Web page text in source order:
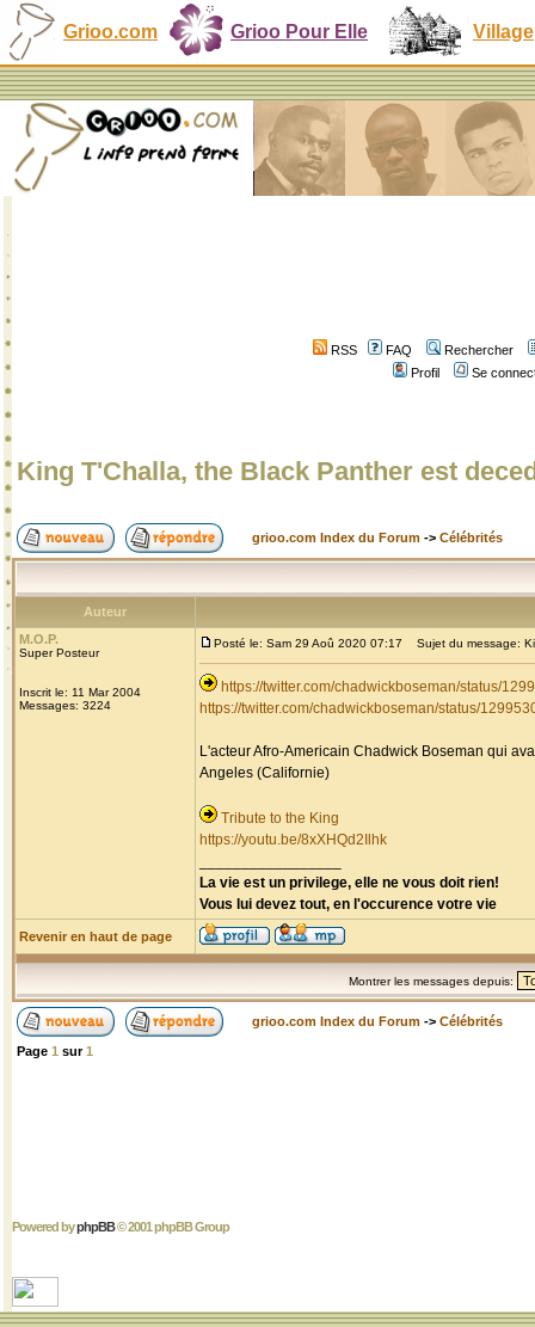
Grioo.com Grioo Pour Elle Village
RSS FAQ
Rechercher
Profil
Se
King T'Challa, the Black Panther est
grioo.com Index du Forum -> Célébrités
Auteur
M.O.P.
Super Posteur
Inscrit le: 11 Mar 2004
Messages: 3224
Posté le: Sam 29 Aoû 2020 07:17 Sujet du message:
https://twitter.com/chadwickboseman/status/
https://twitter.com/chadwickboseman/status/
L'acteur Afro-Americain Chadwick Boseman qui
Angeles (Californie)
Tribute to the King
https://youtu.be/8xXHQd2Ilhk
La vie est un privilege, elle ne vous doit rien!
Vous lui devez tout, en l'occurence votre vie
Revenir en haut de page
Montrer les messages depuis:
grioo.com Index du Forum -> Célébrités
Page 1 sur1
Powered byphpBB© 2001 phpBB Group